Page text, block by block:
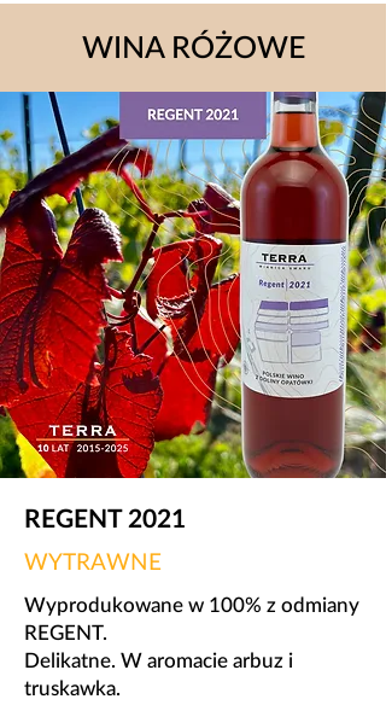
WINA RÓŻOWE
REGENT 2021
WYTRAWNE
Wyprodukowane w 100% z odmiany
REGENT.
Delikatne. W aromacie arbuz i
truskawka.